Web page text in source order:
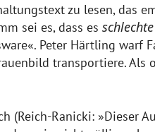
zu lesen, das
sei es, dass es schlechte
Peter Härtling warf
transportiere. Als
(Reich-Ranicki: »Dieser